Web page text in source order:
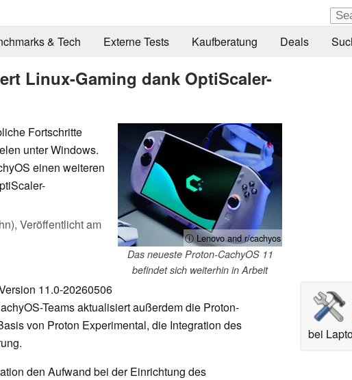
& Tech
Externe Tests Kaufberatung Deals
Linux-Gaming dank OptiScaler-
ⓘ Lenovo and r/cachyos
Das neueste Proton-CachyOS 11
befindet sich weiterhin in Arbeit
Fortschritte
unter Windows.
einen weiteren
Veröffentlicht am
bei
11.0-20260506
Teams aktualisiert außerdem die Proton-
von Proton Experimental, die Integration des
den Aufwand bei der Einrichtung des